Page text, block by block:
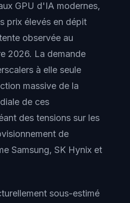
GPU d'IA modernes,
prix élevés en dépit
observée au
2026. La demande
à elle seule
massive de la
de ces
des tensions sur les
de
Samsung, SK Hynix et
sous-estimé